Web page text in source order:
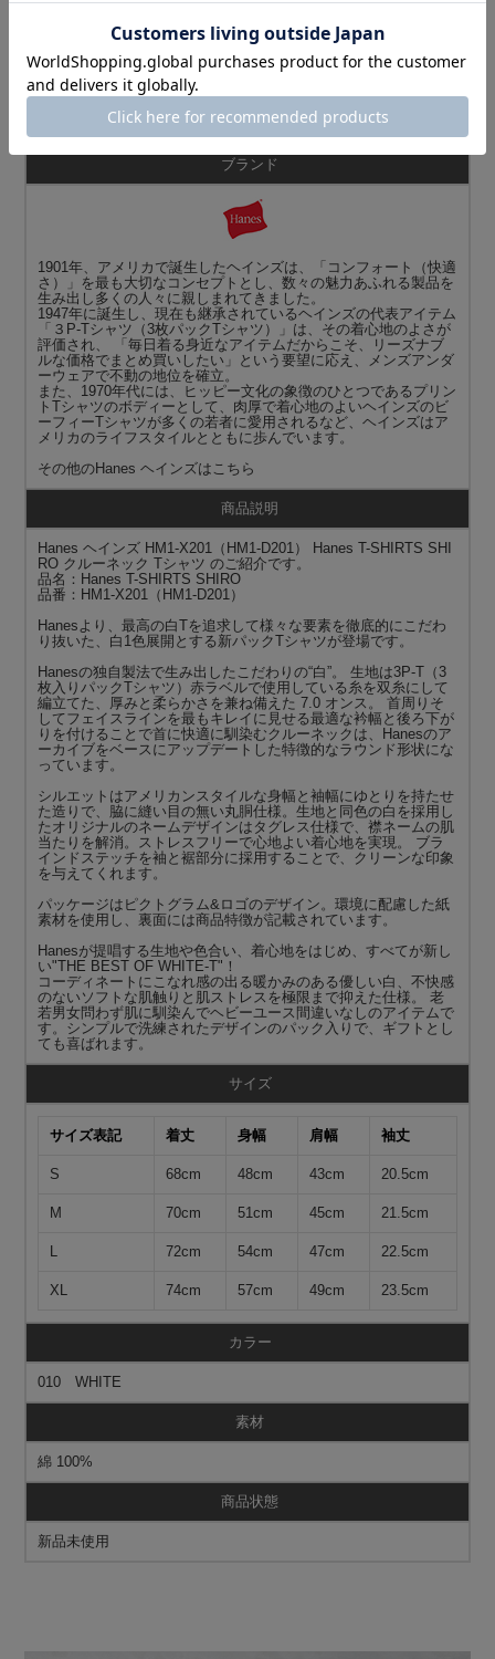
商品名
Hanes ヘインズ
HM1-X201（HM1-D201） Hanes T-SHIRTS SHIRO クルーネック
Tシャツ
ブランド
1901年、アメリカで誕生したヘインズは、「コンフォート（快適
さ）」を最も大切なコンセプトとし、数々の魅力あふれる製品を
生み出し多くの人々に親しまれてきました。
1947年に誕生し、現在も継承されているヘインズの代表アイテム
「３P-Tシャツ（3枚パックTシャツ）」は、その着心地のよさが
評価され、 「毎日着る身近なアイテムだからこそ、リーズナブ
ルな価格でまとめ買いしたい」という要望に応え、メンズアンダ
ーウェアで不動の地位を確立。
また、1970年代には、ヒッピー文化の象徴のひとつであるプリン
トTシャツのボディーとして、肉厚で着心地のよいヘインズのビ
ーフィーTシャツが多くの若者に愛用されるなど、ヘインズはア
メリカのライフスタイルとともに歩んでいます。
その他のHanes ヘインズはこちら
商品説明
Hanes ヘインズ HM1-X201（HM1-D201） Hanes T-SHIRTS SHI
RO クルーネック Tシャツ のご紹介です。
品名：Hanes T-SHIRTS SHIRO
品番：HM1-X201（HM1-D201）
Hanesより、最高の白Tを追求して様々な要素を徹底的にこだわ
り抜いた、白1色展開とする新パックTシャツが登場です。
Hanesの独自製法で生み出したこだわりの“白”。 生地は3P-T（3
枚入りパックTシャツ）赤ラベルで使用している糸を双糸にして
編立てた、厚みと柔らかさを兼ね備えた 7.0 オンス。 首周りそ
してフェイスラインを最もキレイに見せる最適な衿幅と後ろ下が
りを付けることで首に快適に馴染むクルーネックは、Hanesのア
ーカイブをベースにアップデートした特徴的なラウンド形状にな
っています。
シルエットはアメリカンスタイルな身幅と袖幅にゆとりを持たせ
た造りで、脇に縫い目の無い丸胴仕様。生地と同色の白を採用し
たオリジナルのネームデザインはタグレス仕様で、襟ネームの肌
当たりを解消。ストレスフリーで心地よい着心地を実現。 ブラ
インドステッチを袖と裾部分に採用することで、クリーンな印象
を与えてくれます。
パッケージはピクトグラム&ロゴのデザイン。環境に配慮した紙
素材を使用し、裏面には商品特徴が記載されています。
Hanesが提唱する生地や色合い、着心地をはじめ、すべてが新し
い"THE BEST OF WHITE-T"！
コーディネートにこなれ感の出る暖かみのある優しい白、不快感
のないソフトな肌触りと肌ストレスを極限まで抑えた仕様。 老
若男女問わず肌に馴染んでヘビーユース間違いなしのアイテムで
す。シンプルで洗練されたデザインのパック入りで、ギフトとし
ても喜ばれます。
サイズ
サイズ表記 着丈 身幅 肩幅 袖丈
S 68cm 48cm 43cm 20.5cm
M 70cm 51cm 45cm 21.5cm
L 72cm 54cm 47cm 22.5cm
XL 74cm 57cm 49cm 23.5cm
カラー
010 WHITE
素材
綿 100%
商品状態
新品未使用